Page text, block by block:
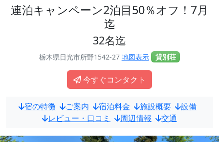
連泊キャンペーン2泊目50％オフ！7月
迄
32名迄
栃木県日光市所野1542-27 地図表示 貸別荘
今すぐコンタクト
宿の特徴 ご案内 宿泊料金 施設概要
設備
レビュー・口コミ
周辺情報 交通